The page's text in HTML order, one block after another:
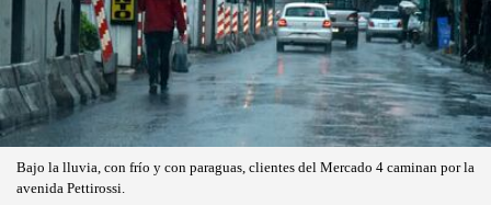
Bajo la lluvia, con frío y con paraguas, clientes del Mercado 4 caminan por la
avenida Pettirossi.